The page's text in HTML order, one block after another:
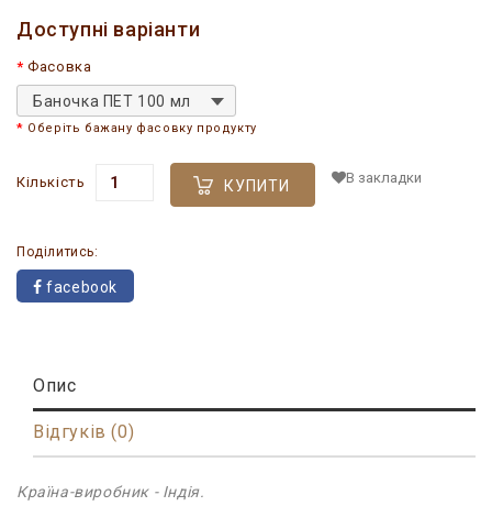
Доступні варіанти
Фасовка
Баночка ПЕТ 100 мл
Оберіть бажану фасовку продукту
Кількість КУПИТИ В закладки
Поділитись:
facebook
Опис
Відгуків (0)
Країна-виробник - Індія.